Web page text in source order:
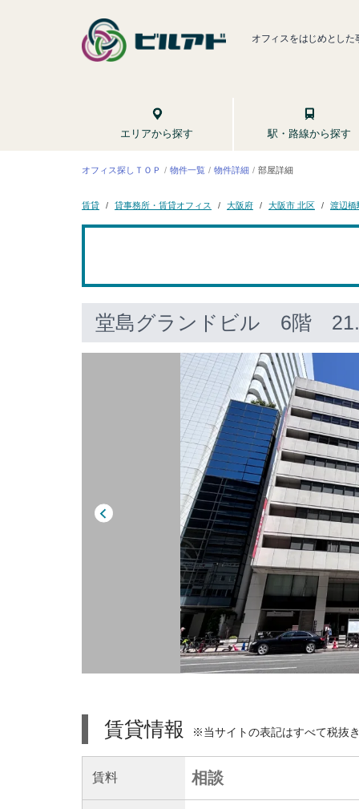
オフィスをはじめとした
エリアから探す 駅・路線から探す
オフィス探しＴＯＰ 物件一覧 物件詳細 部屋詳細
賃貸 貸事務所・賃貸オフィス 大阪府 大阪市 北区 渡辺橋
堂島グランドビル 6階
賃貸情報 ※当サイトの表記はすべて税抜
賃料 相談